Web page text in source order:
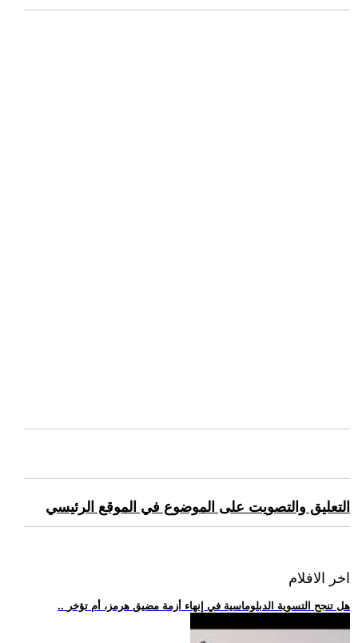
التعليق والتصويت على الموضوع في الموقع الرئيسي
اخر الافلام
.. هل تنجح التسوية الدبلوماسية في إنهاء أزمة مضيق هرمز، أم تؤخر